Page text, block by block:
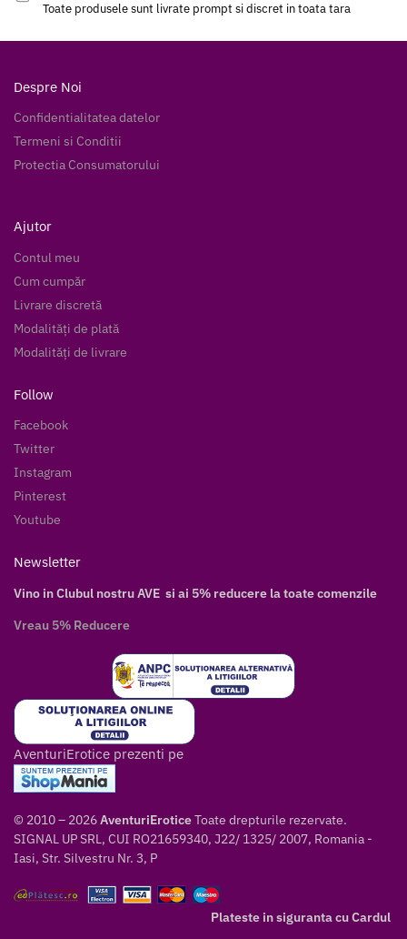
Toate produsele sunt livrate prompt si discret in toata tara
Despre Noi
Confidentialitatea datelor
Termeni si Conditii
Protectia Consumatorului
Ajutor
Contul meu
Cum cumpăr
Livrare discretă
Modalități de plată
Modalități de livrare
Follow
Facebook
Twitter
Instagram
Pinterest
Youtube
Newsletter
Vino in Clubul nostru AVE si ai 5% reducere la toate comenzile
Vreau 5% Reducere
AventuriErotice prezenti pe
© 2010 – 2026AventuriEroticeToate drepturile rezervate.
SIGNAL UP SRL, CUI RO21659340, J22/ 1325/ 2007, Romania -
Iasi, Str. Silvestru Nr. 3, P
Plateste in siguranta cu Cardul